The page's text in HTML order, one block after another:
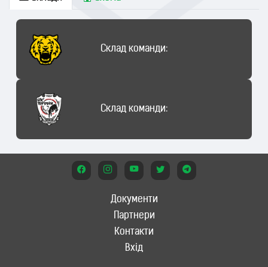
Склад команди:
Склад команди:
Документи
Партнери
Контакти
Вхід